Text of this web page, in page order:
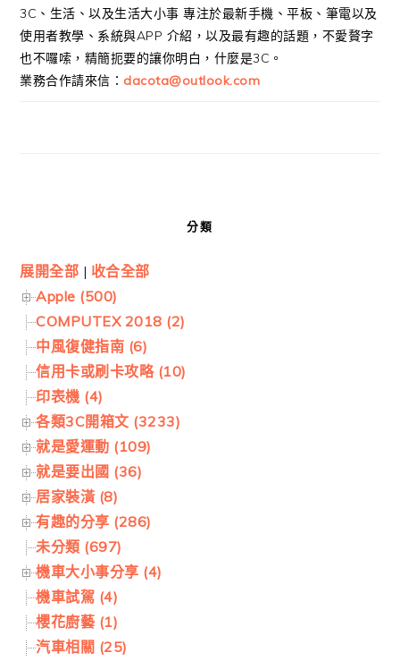
3C、生活、以及生活大小事 專注於最新手機、平板、筆電以及
使用者教學、系統與APP 介紹，以及最有趣的話題，不愛贅字
也不囉嗦，精簡扼要的讓你明白，什麼是3C。
業務合作請來信： dacota@outlook.com
分類
展開全部 | 收合全部
Apple (500)
COMPUTEX 2018 (2)
中風復健指南 (6)
信用卡或刷卡攻略 (10)
印表機 (4)
各類3C開箱文 (3233)
就是愛運動 (109)
就是要出國 (36)
居家裝潢 (8)
有趣的分享 (286)
未分類 (697)
機車大小事分享 (4)
機車試駕 (4)
櫻花廚藝 (1)
汽車相關 (25)